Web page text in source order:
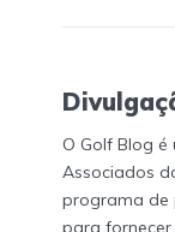
O Golf Blog
Associados
programa de
para